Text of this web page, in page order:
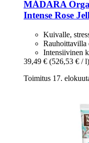
MÁDARA
Intense Rose
Kuivalle,
Rauhoittavilla
Intensiivinen
39,49 € (526,53 € / l)
Toimitus 17.